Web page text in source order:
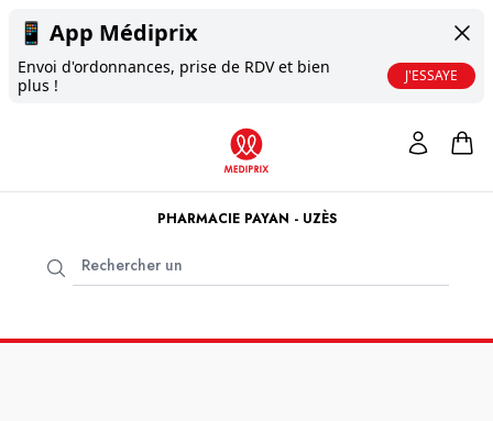
📱 App Médiprix
Envoi d'ordonnances, prise de RDV et bien
plus !
J'ESSAYE
PHARMACIE PAYAN - UZÈS